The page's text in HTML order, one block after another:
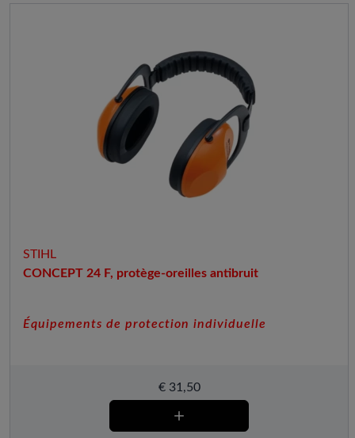
STIHL
CONCEPT 24 F, protège-oreilles antibruit
Équipements de protection individuelle
€31,50